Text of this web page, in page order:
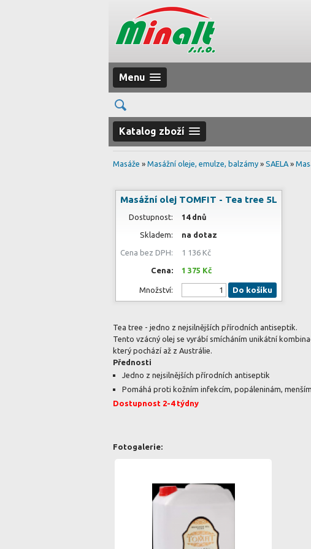
Menu
Katalog zboží
Masáže » Masážní oleje, emulze, balzámy » SAELA »
Masážní olej TOMFIT - Tea tree 5L
Dostupnost: 14 dnů
Skladem: na dotaz
Cena bez DPH: 1 136 Kč
Cena: 1 375 Kč
Množství: Do košíku
Tea tree - jedno z nejsilnějších přírodních antiseptik.
Tento vzácný olej se vyrábí smícháním unikátní
který pochází až z Austrálie.
Přednosti
Jedno z nejsilnějších přírodních antiseptik
Pomáhá proti kožním infekcím, popáleninám,
Dostupnost 2-4 týdny
Fotogalerie: